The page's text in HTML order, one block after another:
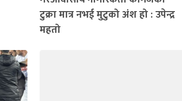
टुक्रा मात्र नभई मुटुको अंश हो : उपेन्द्र
महतो